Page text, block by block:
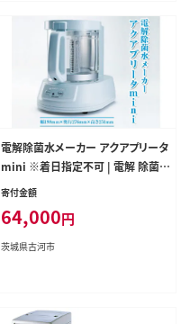
電解除菌水メーカー アクアプリータ
mini ※着日指定不可 | 電解 除菌
製造 次亜塩素酸水 簡単 除菌水 除
金澤工業 工場直送 _DD01
寄付金額
64,000円
茨城県古河市